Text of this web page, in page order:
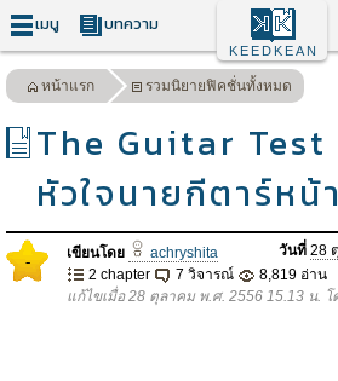
เมนู บทความ
KEEDKEAN
หน้าแรก รวมนิยายฟิคชั่นทั้งหมด
The Guitar
หัวใจนายกีตาร์หน้
- เขียนโดย achryshita วันที่ 28
2 chapter
7 วิจารณ์
8,819 อ่าน
แก้ไขเมื่อ 28 ตุลาคม พ.ศ. 2556 15.13 น.